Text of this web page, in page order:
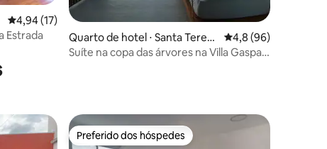
4,94 de uma avaliação média de 5, 17 avaliações
4,94 (17)
Estrada
Quarto de hotel ⋅ Santa Teresa
- Costa Rica
4,8 de uma
4,8 (96)
Suíte na copa das árvores na Villa Gaspar
Preferido dos hóspedes
Preferido dos hóspedes